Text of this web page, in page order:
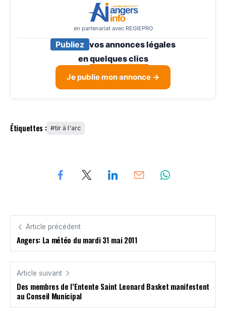
en partenariat avec REGIEPRO
Publiez vos annonces légales
enquelques clics
Je publie mon annonce →
Étiquettes : tir à l'arc
Article précédent
Angers: La météo du mardi 31 mai 2011
Article suivant
Des membres de l’Entente Saint Leonard Basket manifestent
au Conseil Municipal